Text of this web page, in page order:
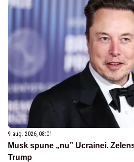
9 aug. 2026, 08:01
Musk spune „nu” Ucrainei.
Trump